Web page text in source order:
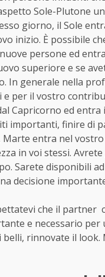
Sole-Plutone
giorno, il Sole
inizio. È possibile
persone ed
superiore e se
In generale nella
per il vostro
Capricorno ed entra
importanti, finire di
entra nel
in voi stessi.
Sarete disponibili
decisione
che il partner
e necessario
rinnovate il